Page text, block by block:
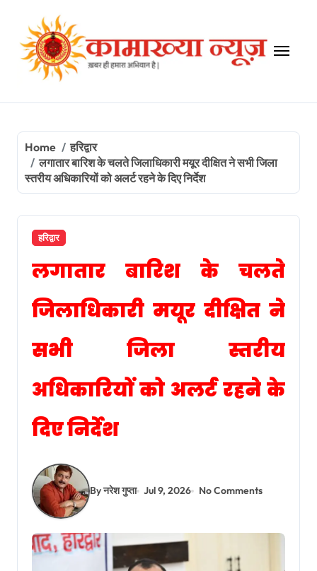
content
Home
हरिद्वार
लगातार बारिश के चलते जिलाधिकारी मयूर दीक्षित ने सभी जिला
स्तरीय अधिकारियों को अलर्ट रहने के दिए निर्देश
हरिद्वार
लगातार बारिश के चलते
जिलाधिकारी मयूर दीक्षित ने
सभी जिला स्तरीय
अधिकारियों को अलर्ट रहने के
दिए निर्देश
By नरेश गुप्ता Jul 9, 2026 No Comments